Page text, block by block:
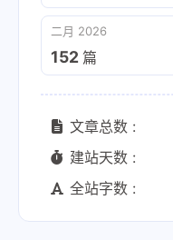
二月 2026
152 篇
文章总数 :
建站天数 :
全站字数 :